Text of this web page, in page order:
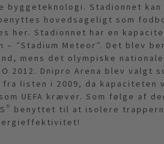
Stadionnet kan
hovedsageligt som
her. Stadionnet har en
”Stadium Meteor”. Det blev
mens det olympiske
2012. Dnipro Arena blev valgt
listen i 2009, da kapaciteten
UEFA kræver. Som følge af
benyttet til at isolere